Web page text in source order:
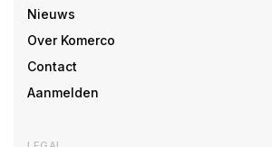
Nieuws
Over Komerco
Contact
Aanmelden